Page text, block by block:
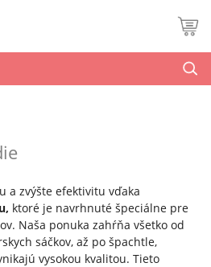
a zvýšte efektivitu vďaka
ktoré je navrhnuté špeciálne pre
Naša ponuka zahŕňa všetko od
sáčkov, až po špachtle,
vysokou kvalitou. Tieto